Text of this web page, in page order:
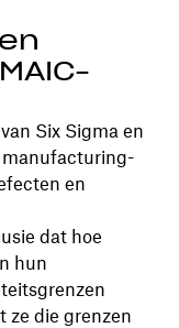
Six Sigma en
manufacturing-
en
dat hoe
hun
ze die grenzen